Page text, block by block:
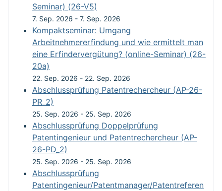
Seminar) (26-V5)
7. Sep. 2026 - 7. Sep. 2026
Kompaktseminar: Umgang
Arbeitnehmererfindung und wie ermittelt man
eine Erfindervergütung? (online-Seminar) (26-
20a)
22. Sep. 2026 - 22. Sep. 2026
Abschlussprüfung Patentrechercheur (AP-26-
PR_2)
25. Sep. 2026 - 25. Sep. 2026
Abschlussprüfung Doppelprüfung
Patentingenieur und Patentrechercheur (AP-
26-PD_2)
25. Sep. 2026 - 25. Sep. 2026
Abschlussprüfung
Patentingenieur/Patentmanager/Patentreferen